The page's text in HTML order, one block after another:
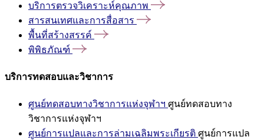
บริการตรวจวิเคราะห์คุณภาพ
สารสนเทศและการสื่อสาร
พื้นที่สร้างสรรค์
พิพิธภัณฑ์
บริการทดสอบและวิชาการ
ศูนย์ทดสอบทางวิชาการแห่งจุฬาฯ ศูนย์ทดสอบทาง
วิชาการแห่งจุฬาฯ
ศูนย์การแปลและการล่ามเฉลิมพระเกียรติ ศูนย์การแปล